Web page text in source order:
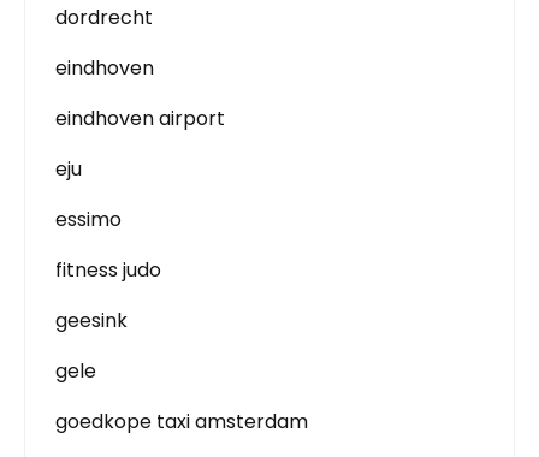
dordrecht
eindhoven
eindhoven airport
eju
essimo
fitness judo
geesink
gele
goedkope taxi amsterdam